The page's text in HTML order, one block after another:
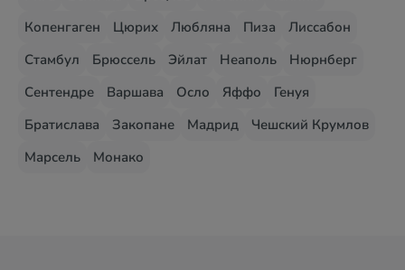
Копенгаген
Цюрих Любляна Пиза
Лиссабон
Стамбул
Брюссель Эйлат Неаполь
Нюрнберг
Сентендре
Варшава Осло Яффо
Генуя
Братислава
Закопане Мадрид
Чешский Крумлов
Марсель
Монако